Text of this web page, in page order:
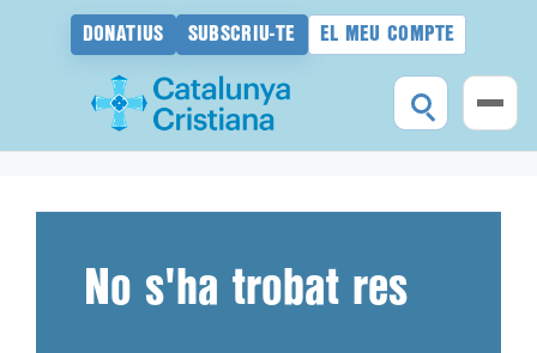
DONATIUS SUBSCRIU-TE EL MEU COMPTE
No s'ha trobat res